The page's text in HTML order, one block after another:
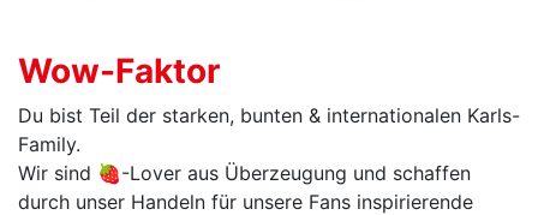
Wow-Faktor
Du bist Teil der starken, bunten & internationalen Karls-
Family.
Wir sind 🍓-Lover aus Überzeugung und schaffen
durch unser Handeln für unsere Fans inspirierende